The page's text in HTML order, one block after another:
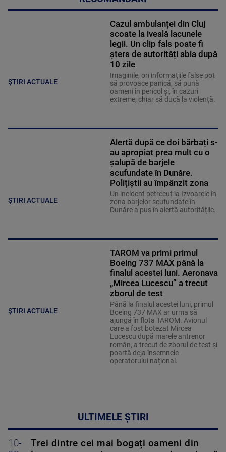
ȘTIRI ACTUALE
Cazul ambulanței din Cluj
scoate la iveală lacunele
legii. Un clip fals poate fi
șters de autorități abia după
10 zile
Imaginile, ori informațiile false pot
să provoace panică, să pună
oameni în pericol și, în cazuri
extreme, chiar să ducă la violență.
ȘTIRI ACTUALE
Alertă după ce doi bărbați s-
au apropiat prea mult cu o
șalupă de barjele
scufundate în Dunăre.
Polițiștii au împânzit zona
Un incident petrecut la Izvoarele în
zona barjelor scufundate în
Dunăre a pus în alertă autoritățile.
ȘTIRI ACTUALE
TAROM va primi primul
Boeing 737 MAX până la
finalul acestei luni. Aeronava
„Mircea Lucescu” a trecut
zborul de test
Până la finalul acestei luni, primul
Boeing 737 MAX ar urma să
ajungă în flota TAROM. Avionul
care a fost botezat Mircea
Lucescu după marele antrenor
român, a trecut de zborul de test și
poartă deja însemnele
operatorului național.
ULTIMELE ȘTIRI
10-
Trei dintre cei mai bogați oameni din